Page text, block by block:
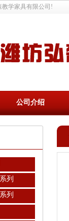
学家具有限公司!
公司介绍
列
列